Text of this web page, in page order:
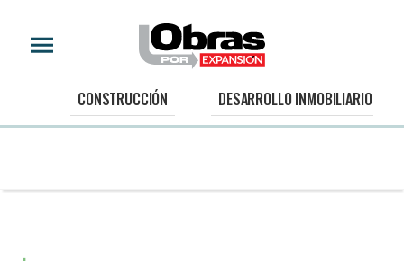
CONSTRUCCIÓN DESARROLLO INMOBILIARIO